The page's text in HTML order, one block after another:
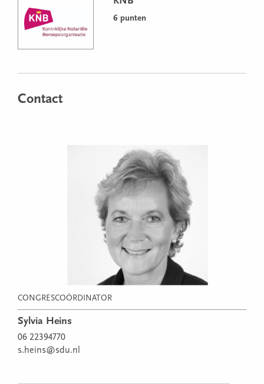
6 punten
Contact
CONGRESCOÖRDINATOR
Sylvia Heins
06 22394770
s.heins@sdu.nl